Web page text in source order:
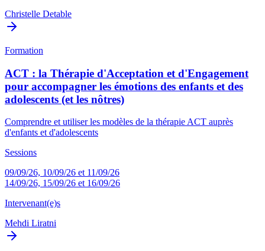
Christelle Detable
Formation
ACT : la Thérapie d'Acceptation et d'Engagement
pour accompagner les émotions des enfants et des
adolescents (et les nôtres)
Comprendre et utiliser les modèles de la thérapie ACT auprès
d'enfants et d'adolescents
Sessions
09/09/26, 10/09/26 et 11/09/26
14/09/26, 15/09/26 et 16/09/26
Intervenant(e)s
Mehdi Liratni